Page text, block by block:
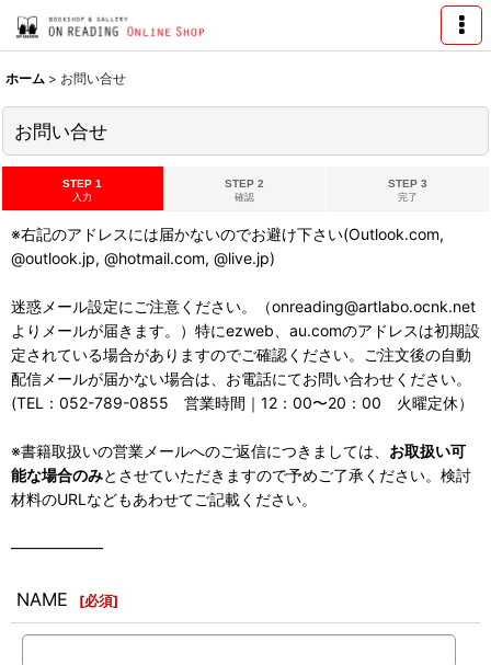
ホーム > お問い合せ
お問い合せ
STEP 1
入力
STEP 2
確認
STEP 3
完了
※右記のアドレスには届かないのでお避け下さい(Outlook.com,
@outlook.jp, @hotmail.com, @live.jp)
迷惑メール設定にご注意ください。（onreading@artlabo.ocnk.net
よりメールが届きます。）特にezweb、au.comのアドレスは初期設
定されている場合がありますのでご確認ください。ご注文後の自動
配信メールが届かない場合は、お電話にてお問い合わせください。
(TEL：052-789-0855 営業時間｜12：00〜20：00 火曜定休）
※書籍取扱いの営業メールへのご返信につきましては、 お取扱い可
能な場合のみとさせていただきますので予めご了承ください。検討
材料のURLなどもあわせてご記載ください。
――――――
NAME [必須]